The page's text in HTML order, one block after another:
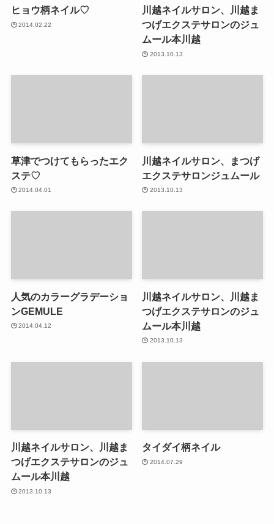
ヒョウ柄ネイル♡
2014.02.22
川越ネイルサロン、川越ま
つげエクステサロンのジュ
ムール本川越
2013.10.13
草津でつけてもらったエク
ステ♡
2014.04.01
川越ネイルサロン、まつげ
エクステサロンジュムール
2013.10.13
人気のカラーグラデーショ
ンGEMULE
2014.04.12
川越ネイルサロン、川越ま
つげエクステサロンのジュ
ムール本川越
2013.10.13
川越ネイルサロン、川越ま
つげエクステサロンのジュ
ムール本川越
2013.10.13
タイダイ柄ネイル
2014.07.29